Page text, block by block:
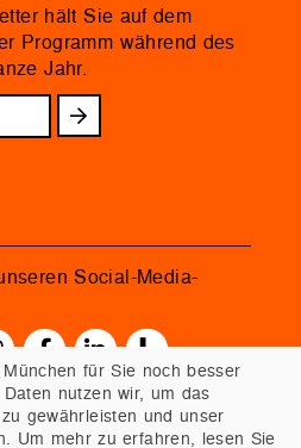
hält Sie auf dem
Programm während des
Jahr.
Social-Media-
für Sie noch besser
nutzen wir, um das
gewährleisten und unser
Um mehr zu erfahren, lesen Sie